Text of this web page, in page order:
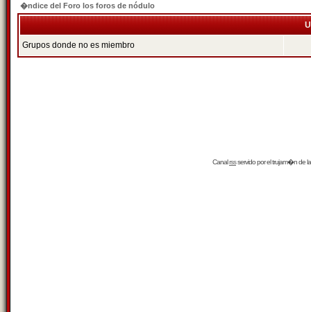
�ndice del Foro los foros de nódulo
Grupos donde no es miembro
Canalrssservido por eltrujam�nde